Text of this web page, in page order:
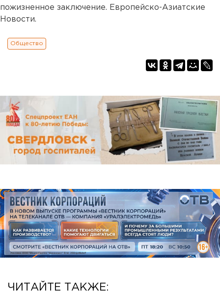
пожизненное заключение. Европейско-Азиатские
Новости.
Общество
ЧИТАЙТЕ ТАКЖЕ: